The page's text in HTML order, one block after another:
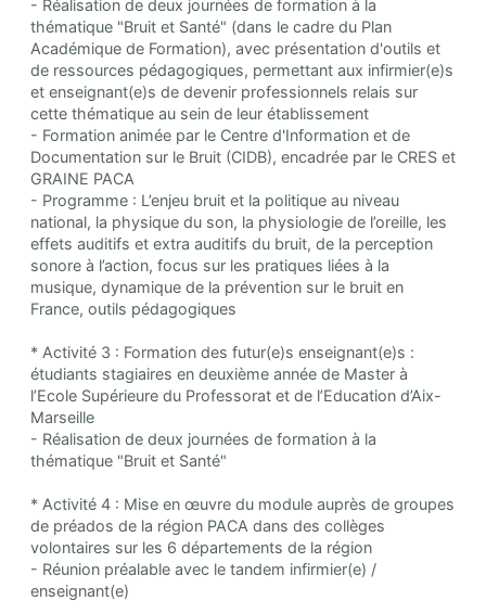
- Réalisation de deux journées de formation à la
thématique "Bruit et Santé" (dans le cadre du Plan
Académique de Formation), avec présentation d'outils et
de ressources pédagogiques, permettant aux infirmier(e)s
et enseignant(e)s de devenir professionnels relais sur
cette thématique au sein de leur établissement
- Formation animée par le Centre d'Information et de
Documentation sur le Bruit (CIDB), encadrée par le CRES et
GRAINE PACA
- Programme : L’enjeu bruit et la politique au niveau
national, la physique du son, la physiologie de l’oreille, les
effets auditifs et extra auditifs du bruit, de la perception
sonore à l’action, focus sur les pratiques liées à la
musique, dynamique de la prévention sur le bruit en
France, outils pédagogiques
* Activité 3 : Formation des futur(e)s enseignant(e)s :
étudiants stagiaires en deuxième année de Master à
l’Ecole Supérieure du Professorat et de l’Education d’Aix-
Marseille
- Réalisation de deux journées de formation à la
thématique "Bruit et Santé"
* Activité 4 : Mise en œuvre du module auprès de groupes
de préados de la région PACA dans des collèges
volontaires sur les 6 départements de la région
- Réunion préalable avec le tandem infirmier(e) /
enseignant(e)